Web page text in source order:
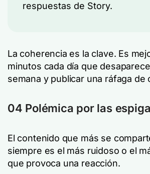
respuestas de Story.
La coherencia es la clave. Es
minutos cada día que
semana y publicar una ráfaga de
04 Polémica por las
El contenido que más se
siempre es el más ruidoso o el
que provoca una reacción.